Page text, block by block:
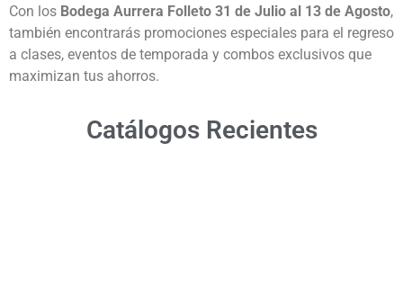
Con los Bodega Aurrera Folleto 31 de Julio al 13 de Agosto,
también encontrarás promociones especiales para el regreso
a clases, eventos de temporada y combos exclusivos que
maximizan tus ahorros.
Catálogos Recientes